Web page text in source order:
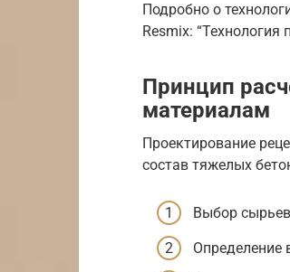
Подробно о
Resmix:
Принцип
материалам
Проектирование
состав тяжелых
Выбор
Определение